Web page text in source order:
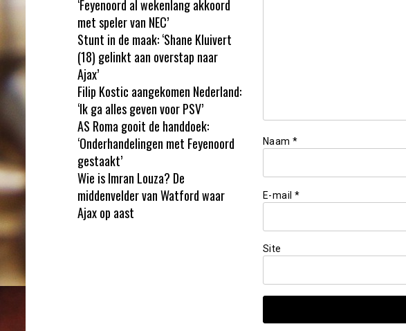
Naam *
E-mail *
Site
‘Feyenoord al wekenlang akkoord
met speler van NEC’
Stunt in de maak: ‘Shane Kluivert
(18) gelinkt aan overstap naar
Ajax’
Filip Kostic aangekomen Nederland:
‘Ik ga alles geven voor PSV’
AS Roma gooit de handdoek:
‘Onderhandelingen met Feyenoord
gestaakt’
Wie is Imran Louza? De
middenvelder van Watford waar
Ajax op aast